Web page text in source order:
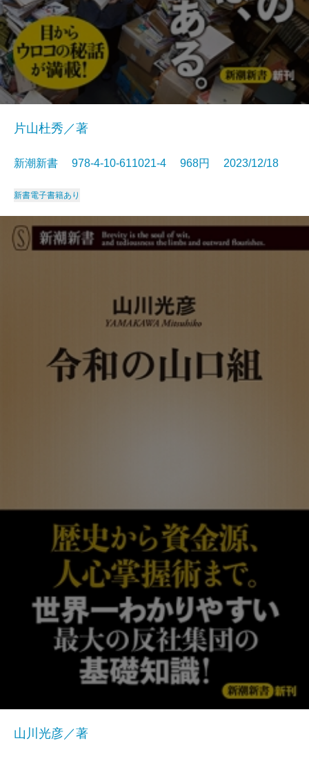
片山杜秀／著
新潮新書 978-4-10-611021-4 968円 2023/12/18
新書電子書籍あり
山川光彦／著